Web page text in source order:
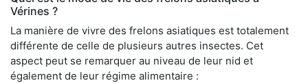
Vérines ?
La manière de vivre des frelons asiatiques est totalement
différente de celle de plusieurs autres insectes. Cet
aspect peut se remarquer au niveau de leur nid et
également de leur régime alimentaire :